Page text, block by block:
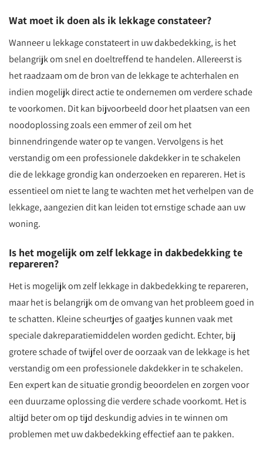
Wat moet ik doen als ik lekkage constateer?
Wanneer u lekkage constateert in uw dakbedekking, is het
belangrijk om snel en doeltreffend te handelen. Allereerst is
het raadzaam om de bron van de lekkage te achterhalen en
indien mogelijk direct actie te ondernemen om verdere schade
te voorkomen. Dit kan bijvoorbeeld door het plaatsen van een
noodoplossing zoals een emmer of zeil om het
binnendringende water op te vangen. Vervolgens is het
verstandig om een professionele dakdekker in te schakelen
die de lekkage grondig kan onderzoeken en repareren. Het is
essentieel om niet te lang te wachten met het verhelpen van de
lekkage, aangezien dit kan leiden tot ernstige schade aan uw
woning.
Is het mogelijk om zelf lekkage in dakbedekking te
repareren?
Het is mogelijk om zelf lekkage in dakbedekking te repareren,
maar het is belangrijk om de omvang van het probleem goed in
te schatten. Kleine scheurtjes of gaatjes kunnen vaak met
speciale dakreparatiemiddelen worden gedicht. Echter, bij
grotere schade of twijfel over de oorzaak van de lekkage is het
verstandig om een professionele dakdekker in te schakelen.
Een expert kan de situatie grondig beoordelen en zorgen voor
een duurzame oplossing die verdere schade voorkomt. Het is
altijd beter om op tijd deskundig advies in te winnen om
problemen met uw dakbedekking effectief aan te pakken.